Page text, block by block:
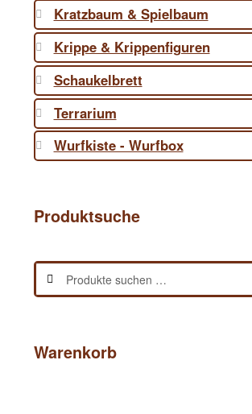
Kratzbaum & Spielbaum
Krippe & Krippenfiguren
Schaukelbrett
Terrarium
Wurfkiste - Wurfbox
Produktsuche
nach:
Warenkorb